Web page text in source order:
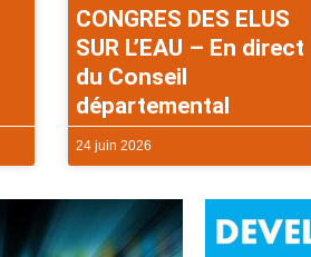
CONGRES DES ELUS
SUR L’EAU – En direct
du Conseil
départemental
24 juin 2026